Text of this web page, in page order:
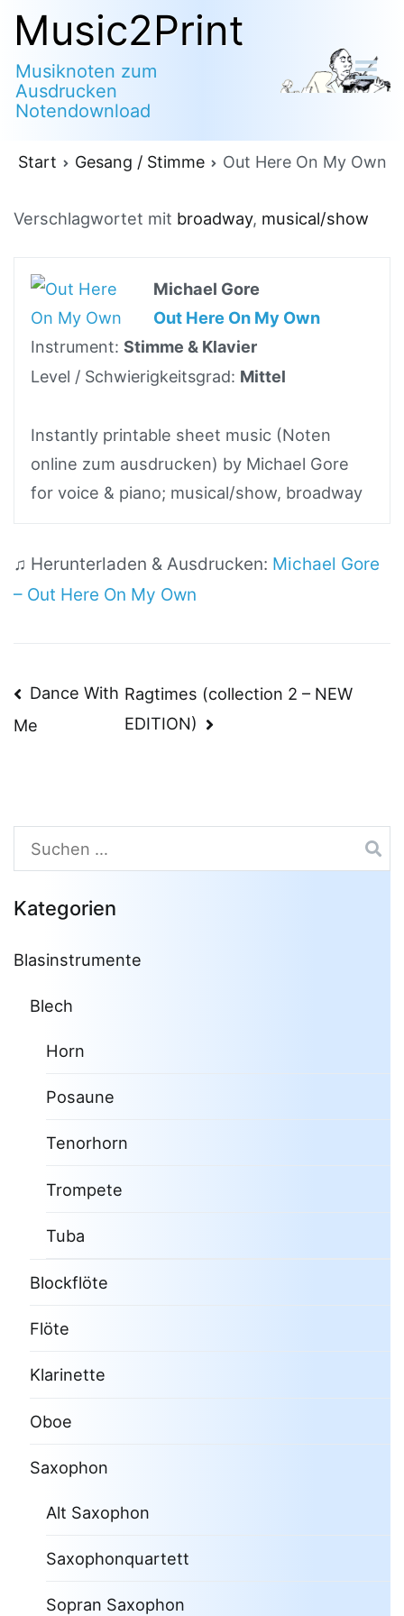
Zum
Inhalt
springen
Music2Print
Musiknoten zum
Ausdrucken
Notendownload
Start Gesang / Stimme Out Here On My Own
Verschlagwortet mit broadway, musical/show
Michael Gore
Out Here On My Own
Instrument:Stimme & Klavier
Level / Schwierigkeitsgrad: Mittel
Instantly printable sheet music (Noten
online zum ausdrucken) by Michael Gore
for voice & piano; musical/show, broadway
♫ Herunterladen & Ausdrucken: Michael Gore
– Out Here On My Own
Beitragsnavigation
Dance With
Me
Ragtimes (collection 2 – NEW
EDITION)
Suchen
nach:
Kategorien
Blasinstrumente
Blech
Horn
Posaune
Tenorhorn
Trompete
Tuba
Blockflöte
Flöte
Klarinette
Oboe
Saxophon
Alt Saxophon
Saxophonquartett
Sopran Saxophon